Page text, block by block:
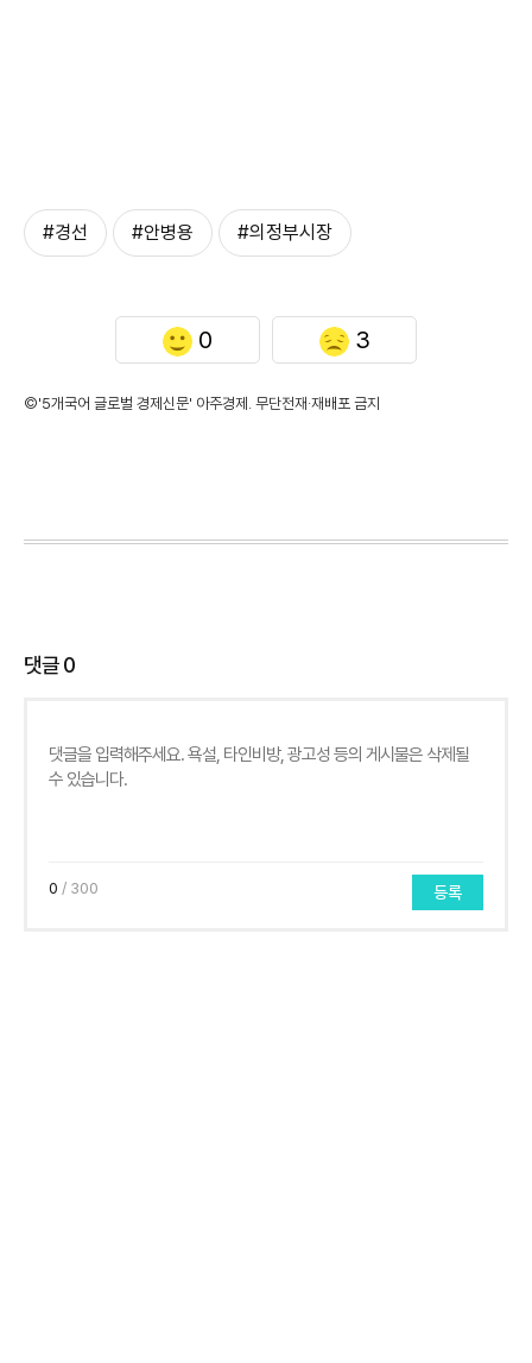
#경선 #안병용 #의정부시장
0 3
©'5개국어 글로벌 경제신문' 아주경제. 무단전재·재배포 금지
댓글0
0 / 300 등록